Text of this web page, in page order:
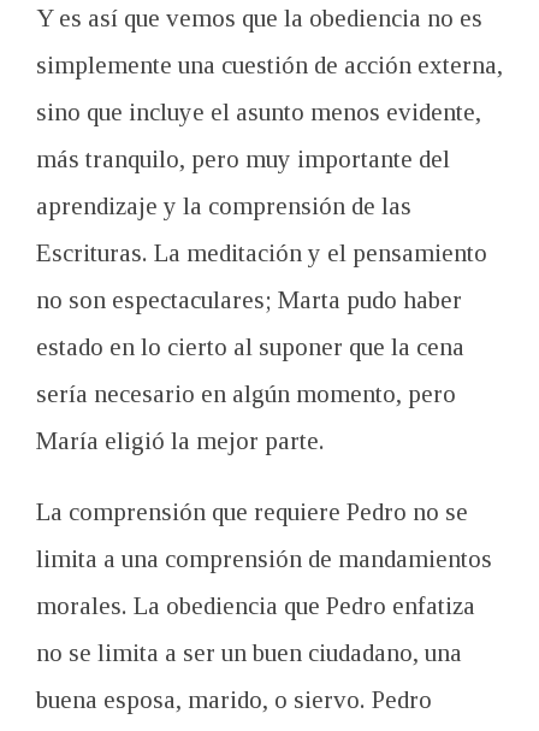
Y es así que vemos que la obediencia no es
simplemente una cuestión de acción externa,
sino que incluye el asunto menos evidente,
más tranquilo, pero muy importante del
aprendizaje y la comprensión de las
Escrituras. La meditación y el pensamiento
no son espectaculares; Marta pudo haber
estado en lo cierto al suponer que la cena
sería necesario en algún momento, pero
María eligió la mejor parte.
La comprensión que requiere Pedro no se
limita a una comprensión de mandamientos
morales. La obediencia que Pedro enfatiza
no se limita a ser un buen ciudadano, una
buena esposa, marido, o siervo. Pedro